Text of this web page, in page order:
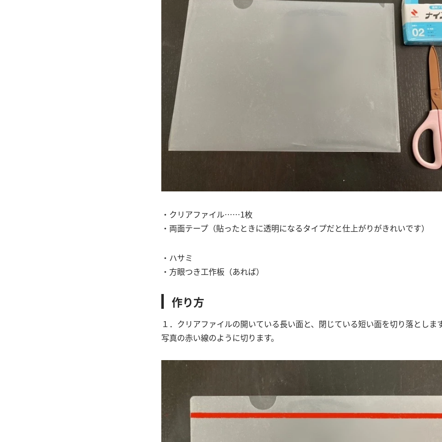
・クリアファイル……1枚
・両面テープ（貼ったときに透明になるタイプだと仕上がりがきれいです）
・ハサミ
・方眼つき工作板（あれば）
作り方
１．クリアファイルの開いている長い面と、閉じている短い面を切り落としま
写真の赤い線のように切ります。